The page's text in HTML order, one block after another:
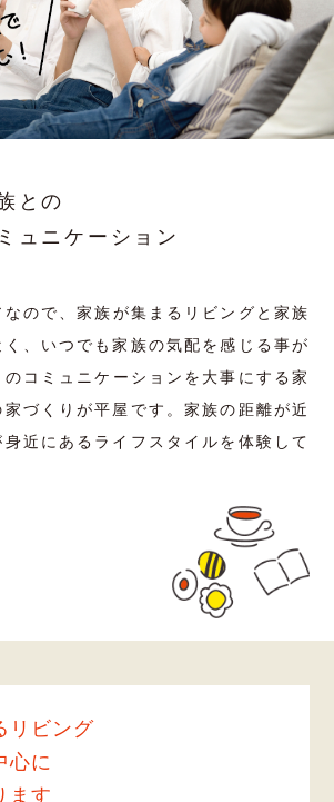
との
ュニケーション
ので、家族が集まるリビングと家族
、いつでも家族の気配を感じる事が
コミュニケーションを大事にする家
づくりが平屋です。家族の距離が近
身近にあるライフスタイルを体験して
リビング
心に
ます